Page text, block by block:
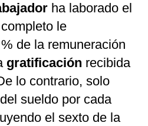
ha laborado el
le
de la remuneración
gratificación recibida
lo contrario, solo
sueldo por cada
el sexto de la